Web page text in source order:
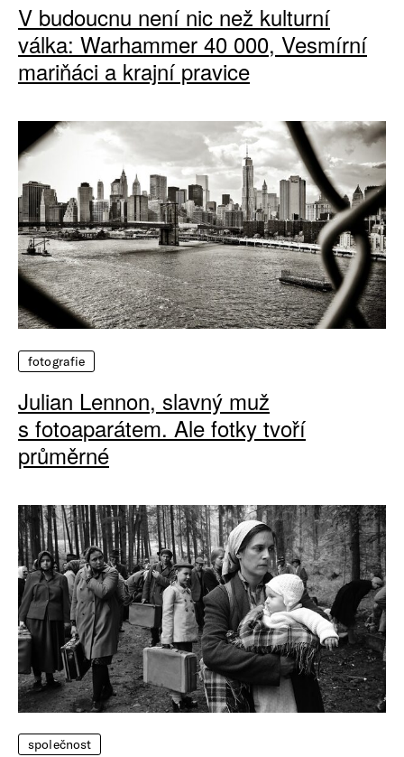
V budoucnu není nic než kulturní
válka: Warhammer 40 000, Vesmírní
mariňáci a krajní pravice
fotografie
Julian Lennon, slavný muž
s fotoaparátem. Ale fotky tvoří
průměrné
společnost